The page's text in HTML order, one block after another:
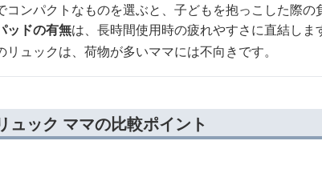
コンパクトなものを選ぶと、子どもを抱っこした際の
ッドの有無は、長時間使用時の疲れやすさに直結しま
ュックは、荷物が多いママには不向きです。
ュック ママの比較ポイント